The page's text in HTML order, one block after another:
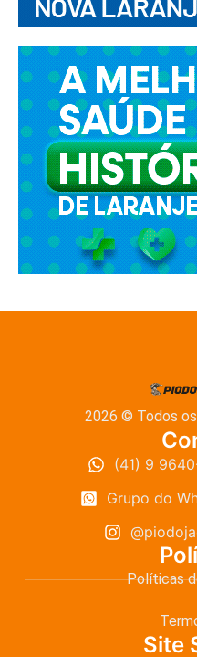
2026 © Todos
(41) 9
Grupo do
Políticas
Site